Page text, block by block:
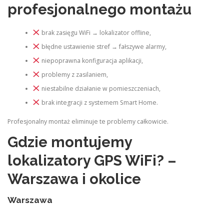
profesjonalnego montażu
brak zasięgu WiFi → lokalizator offline,
błędne ustawienie stref → fałszywe alarmy,
niepoprawna konfiguracja aplikacji,
problemy z zasilaniem,
niestabilne działanie w pomieszczeniach,
brak integracji z systemem Smart Home.
Profesjonalny montaż eliminuje te problemy całkowicie.
Gdzie montujemy
lokalizatory GPS WiFi? –
Warszawa i okolice
Warszawa